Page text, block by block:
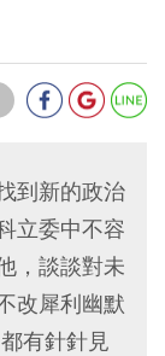
到新的政治
立委中不容
，談談對未
改犀利幽默
有針針見